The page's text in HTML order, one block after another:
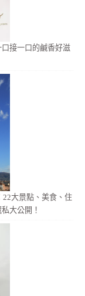
口接一口的鹹香好滋
大景點、美食、住
大公開！